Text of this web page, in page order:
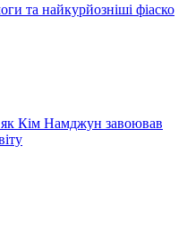
та найкурйозніші фіаско
як Кім Намджун завоював